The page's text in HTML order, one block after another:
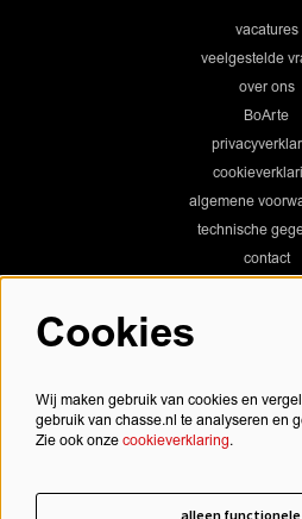
vacatures
veelgestelde
over ons
BoArte
algemene
technische
contact
Cookies
Wij maken gebruik van cookies en
gebruik van chasse.nl te analyseren en
Zie ook onze cookieverklaring.
alleen functionele